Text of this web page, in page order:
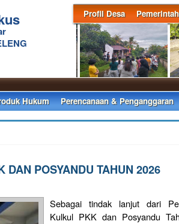
Profil Desa
Hukum Perencanaan & Penganggaran
POSYANDU TAHUN 2026
Sebagai tindak lanjut dari
Kulkul PKK dan Posyandu